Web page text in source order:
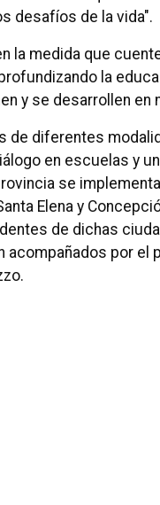
desafíos de la vida".
la medida que
la
y se desarrollen en
de diferentes
en escuelas y
se
Elena y
de dichas
acompañados por el